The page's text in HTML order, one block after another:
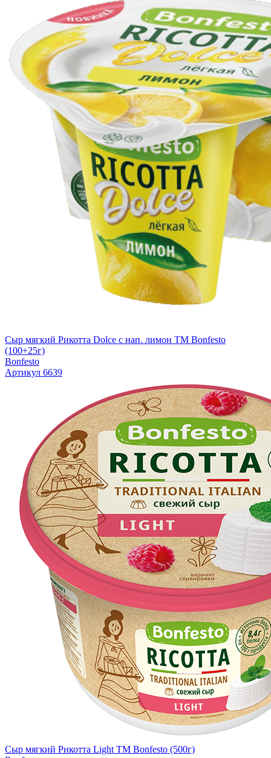
Сыр мягкий Рикотта Dolce с нап. лимон TM Bonfesto
(100+25г)
Bonfesto
Артикул 6639
Сыр мягкий Рикотта Light TM Bonfesto (500г)